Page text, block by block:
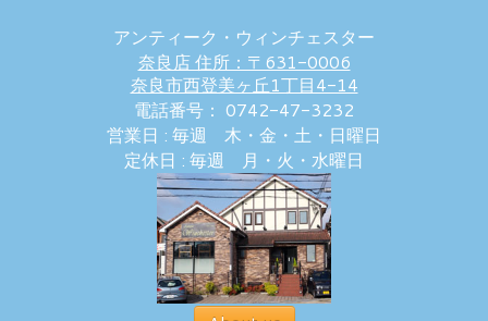
アンティーク・ウィンチェスター
奈良店 住所：〒631-0006
奈良市西登美ヶ丘1丁目4-14
電話番号： 0742-47-3232
営業日 : 毎週 木・金・土・日曜日
定休日 : 毎週 月・火・水曜日